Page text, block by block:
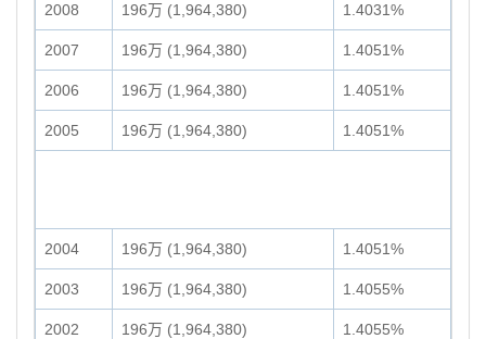
2008 196万 (1,964,380) 1.4031%
2007 196万 (1,964,380) 1.4051%
2006 196万 (1,964,380) 1.4051%
2005 196万 (1,964,380) 1.4051%
2004 196万 (1,964,380) 1.4051%
2003 196万 (1,964,380) 1.4055%
2002 196万 (1,964,380) 1.4055%